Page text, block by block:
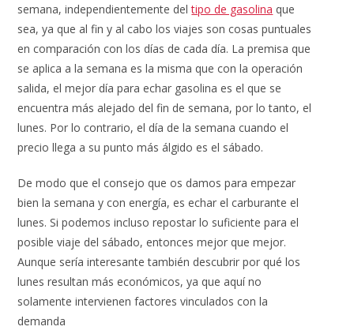
semana, independientemente deltipo de gasolina que
sea, ya que al fin y al cabo los viajes son cosas puntuales
en comparación con los días de cada día. La premisa que
se aplica a la semana es la misma que con la operación
salida, el mejor día para echar gasolina es el que se
encuentra más alejado del fin de semana, por lo tanto, el
lunes. Por lo contrario, el día de la semana cuando el
precio llega a su punto más álgido es el sábado.
De modo que el consejo que os damos para empezar
bien la semana y con energía, es echar el carburante el
lunes. Si podemos incluso repostar lo suficiente para el
posible viaje del sábado, entonces mejor que mejor.
Aunque sería interesante también descubrir por qué los
lunes resultan más económicos, ya que aquí no
solamente intervienen factores vinculados con la
demanda